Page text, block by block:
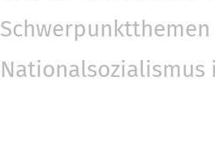
Nationalsozialismus